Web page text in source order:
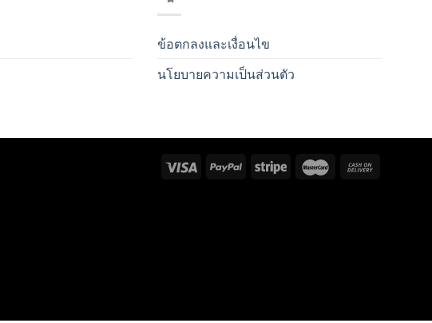
ข้อตกลงและเงื่อนไข
นโยบายความเป็นส่วนตัว